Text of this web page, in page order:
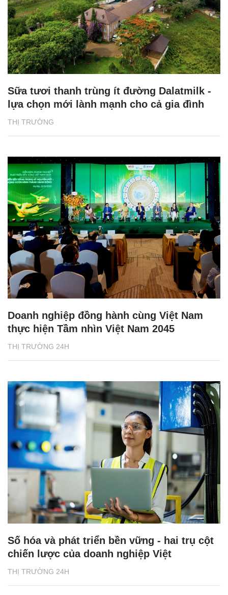
THỊ TRƯỜNG
Sữa tươi thanh trùng ít đường Dalatmilk -
lựa chọn mới lành mạnh cho cả gia đình
THỊ TRƯỜNG 24H
Doanh nghiệp đồng hành cùng Việt Nam
thực hiện Tầm nhìn Việt Nam 2045
THỊ TRƯỜNG 24H
Số hóa và phát triển bền vững - hai trụ cột
chiến lược của doanh nghiệp Việt